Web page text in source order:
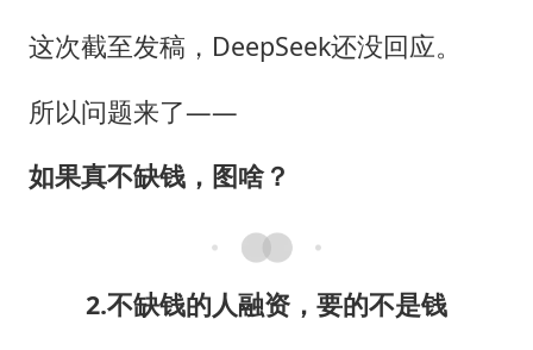
这次截至发稿，DeepSeek还没回应。
所以问题来了——
如果真不缺钱，图啥？
2.不缺钱的人融资，要的不是钱